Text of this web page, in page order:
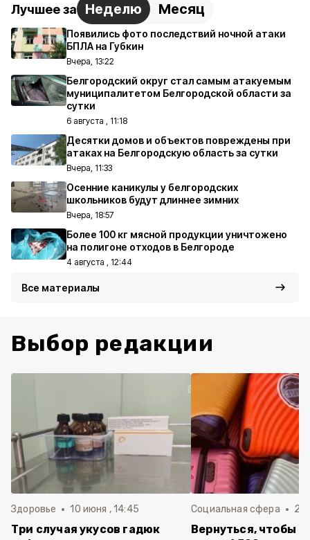
Лучшее за Неделю Месяц
Появились фото последствий ночной атаки
БПЛА на Губкин
Вчера, 13:22
Белгородский округ стал самым атакуемым
муниципалитетом Белгородской области за
сутки
6 августа , 11:18
Десятки домов и объектов повреждены при
атаках на Белгородскую область за сутки
Вчера, 11:33
Осенние каникулы у белгородских
школьников будут длиннее зимних
Вчера, 18:57
Более 100 кг мясной продукции уничтожено
на полигоне отходов в Белгороде
4 августа , 12:44
Все материалы
Выбор редакции
Здоровье 10 июня , 14:45
Три случая укусов гадюк
Социальная сфера 20
Вернуться, чтобы